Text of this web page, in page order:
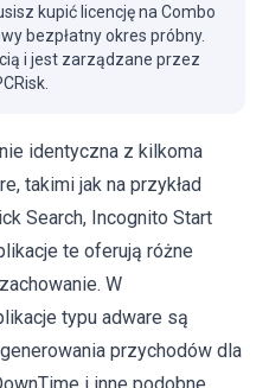
kupić licencję na Combo
bezpłatny okres próbny.
i jest zarządzane przez
identyczna z kilkoma
takimi jak na przykład
Search, Incognito Start
te oferują różne
W
typu adware są
przychodów dla